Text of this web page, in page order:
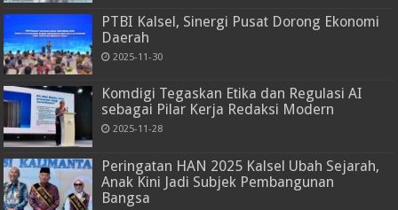
PTBI Kalsel, Sinergi Pusat Dorong Ekonomi
Daerah
2025-11-30
Komdigi Tegaskan Etika dan Regulasi AI
sebagai Pilar Kerja Redaksi Modern
2025-11-28
Peringatan HAN 2025 Kalsel Ubah Sejarah,
Anak Kini Jadi Subjek Pembangunan
Bangsa